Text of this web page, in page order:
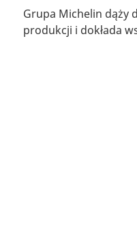
Grupa Michelin dąży
produkcji i dokłada